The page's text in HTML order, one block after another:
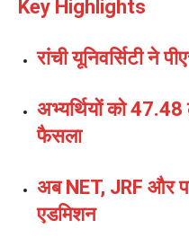
Key Highlights
रांची यूनिवर्सिटी ने
अभ्यर्थियों को
फैसला
अब NET, JRF और
एडमिशन